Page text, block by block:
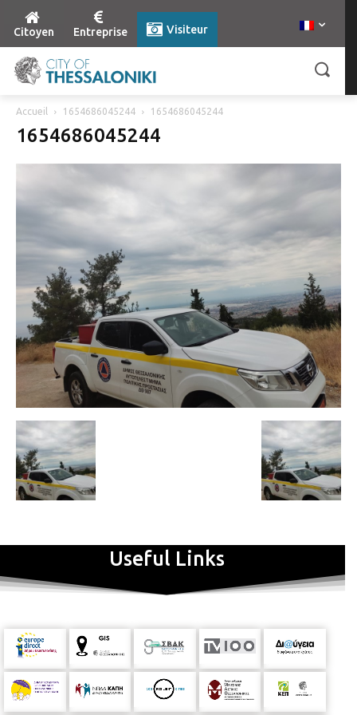
Citoyen Entreprise Visiteur
Accueil 1654686045244 1654686045244
1654686045244
Useful Links